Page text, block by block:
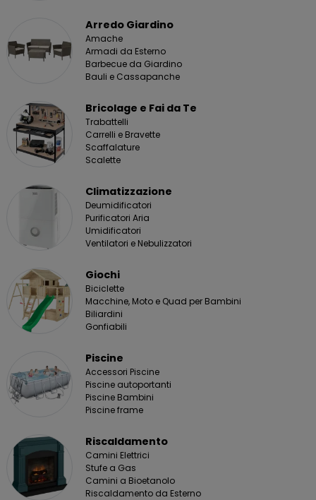
Arredo Giardino
Amache
Armadi da Esterno
Barbecue da Giardino
Bauli e Cassapanche
Bricolage e Fai da Te
Trabattelli
Carrelli e Bravette
Scaffalature
Scalette
Climatizzazione
Deumidificatori
Purificatori Aria
Umidificatori
Ventilatori e Nebulizzatori
Giochi
Biciclette
Macchine, Moto e Quad per Bambini
Biliardini
Gonfiabili
Piscine
Accessori Piscine
Piscine autoportanti
Piscine Bambini
Piscine frame
Riscaldamento
Camini Elettrici
Stufe a Gas
Camini a Bioetanolo
Riscaldamento da Esterno